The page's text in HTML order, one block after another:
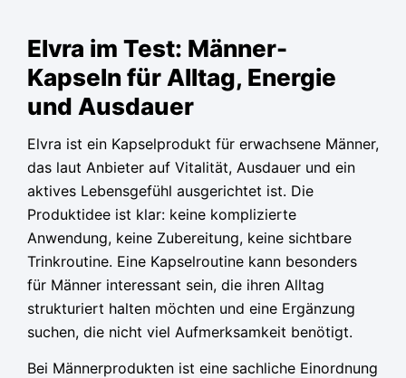
Elvra im Test: Männer-
Kapseln für Alltag, Energie
und Ausdauer
Elvra ist ein Kapselprodukt für erwachsene Männer,
das laut Anbieter auf Vitalität, Ausdauer und ein
aktives Lebensgefühl ausgerichtet ist. Die
Produktidee ist klar: keine komplizierte
Anwendung, keine Zubereitung, keine sichtbare
Trinkroutine. Eine Kapselroutine kann besonders
für Männer interessant sein, die ihren Alltag
strukturiert halten möchten und eine Ergänzung
suchen, die nicht viel Aufmerksamkeit benötigt.
Bei Männerprodukten ist eine sachliche Einordnung
Preis
war:
79,95 €
ist:
39,98 €.
Preis
war:
79,95 €
ist:
39,98 €.
Preis
war:
79,95 €
ist:
39,98 €.